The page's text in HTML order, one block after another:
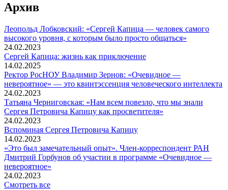
Архив
Леопольд Лобковский: «Сергей Капица — человек самого
высокого уровня, с которым было просто общаться»
24.02.2023
Сергей Капица: жизнь как приключение
14.02.2025
Ректор РосНОУ Владимир Зернов: «Очевидное —
невероятное» — это квинтэссенция человеческого интеллекта
24.02.2023
Татьяна Черниговская: «Нам всем повезло, что мы знали
Сергея Петровича Капицу как просветителя»
24.02.2023
Вспоминaя Сергея Петровича Капицу
14.02.2023
«Это был замечательный опыт». Член-корреспондент РАН
Дмитрий Горбунов об участии в программе «Очевидное —
невероятное»
24.02.2023
Смотреть все